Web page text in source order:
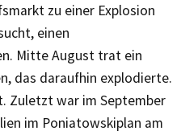
zu einer Explosion
einen
Mitte August trat ein
das daraufhin explodierte.
Zuletzt war im September
im Poniatowskiplan am